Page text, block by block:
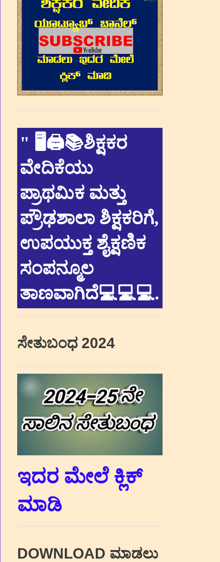
" 🖥🖨📚ಶಿಕ್ಷಕರ
ವೇದಿಕೆಯು
ಪ್ರಾಥಮಿಕ ಮತ್ತು
ಪ್ರೌಢಶಾಲಾ ಶಿಕ್ಷಕರಿಗೆ,
ಉಪಯುಕ್ತ ಶೈಕ್ಷಣಿಕ
ಸಂಪನ್ಮೂಲ
ತಾಣವಾಗಿದೆ💻💻💻.
ಸೇತುಬಂಧ 2024
ಇದರ ಮೇಲೆ ಕ್ಲಿಕ್‌
ಮಾಡಿ
DOWNLOAD ಮಾಡಲು